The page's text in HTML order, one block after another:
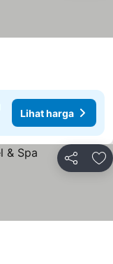
Lihat harga
Bagikan